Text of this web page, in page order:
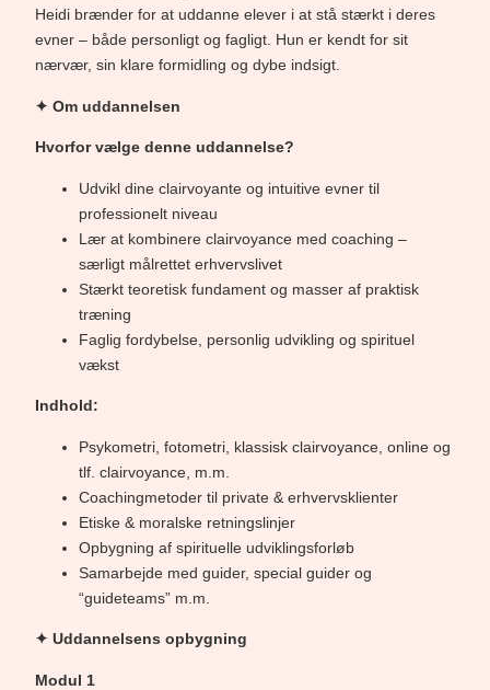
Heidi brænder for at uddanne elever i at stå stærkt i deres
evner – både personligt og fagligt. Hun er kendt for sit
nærvær, sin klare formidling og dybe indsigt.
✦ Om uddannelsen
Hvorfor vælge denne uddannelse?
Udvikl dine clairvoyante og intuitive evner til
professionelt niveau
Lær at kombinere clairvoyance med coaching –
særligt målrettet erhvervslivet
Stærkt teoretisk fundament og masser af praktisk
træning
Faglig fordybelse, personlig udvikling og spirituel
vækst
Indhold:
Psykometri, fotometri, klassisk clairvoyance, online og
tlf. clairvoyance, m.m.
Coachingmetoder til private & erhvervsklienter
Etiske & moralske retningslinjer
Opbygning af spirituelle udviklingsforløb
Samarbejde med guider, special guider og
“guideteams” m.m.
✦ Uddannelsens opbygning
Modul 1